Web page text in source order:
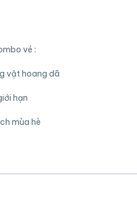
vé :
vật hoang dã
hạn
mùa hè